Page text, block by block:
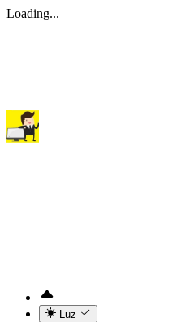
Loading...
Luz